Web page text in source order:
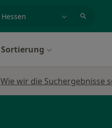
Sortierung
Wie wir die Suchergebnisse